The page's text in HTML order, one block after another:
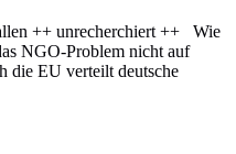
++ unrecherchiert ++ Wie
NGO-Problem nicht auf
die EU verteilt deutsche